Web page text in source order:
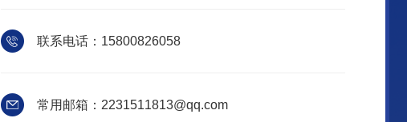
联系电话：15800826058
常用邮箱：2231511813@qq.com